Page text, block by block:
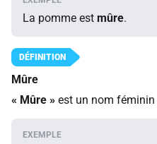
La pomme est mûre.
Mûre
« Mûre » est un nom